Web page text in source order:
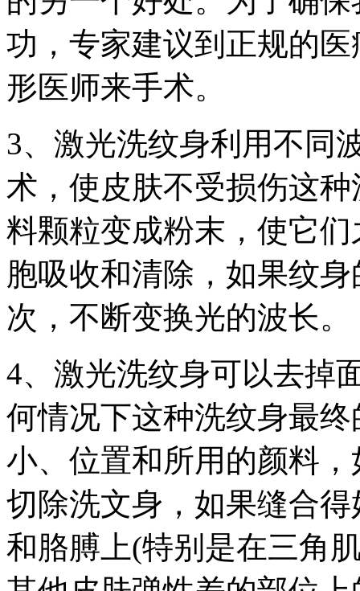
功，专家建议到正规的
形医师来手术。
3、激光洗纹身利用不同
术，使皮肤不受损伤这
料颗粒变成粉末，使它
胞吸收和清除，如果纹
次，不断变换光的波长。
4、激光洗纹身可以去掉
何情况下这种洗纹身最
小、位置和所用的颜料
切除洗文身，如果缝合
和胳膊上(特别是在三角